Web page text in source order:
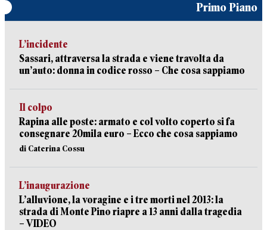
Primo Piano
L’incidente
Sassari, attraversa la strada e viene travolta da
un’auto: donna in codice rosso – Che cosa sappiamo
Il colpo
Rapina alle poste: armato e col volto coperto si fa
consegnare 20mila euro – Ecco che cosa sappiamo
di Caterina Cossu
L’inaugurazione
L’alluvione, la voragine e i tre morti nel 2013: la
strada di Monte Pino riapre a 13 anni dalla tragedia
– VIDEO